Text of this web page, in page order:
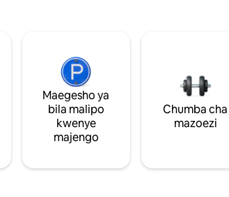
Maegesho ya
bila malipo
kwenye
majengo
Chumba cha
mazoezi